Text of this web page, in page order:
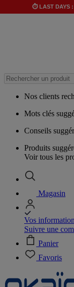
⏱️ LAST DAYS :
Nos clients
Mots clés
Conseils
Produits
Voir tous les
Magasin
Vos
Suivre une
Panier
Favoris